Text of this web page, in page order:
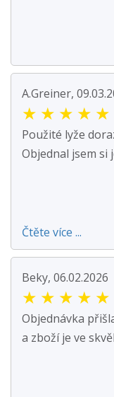
A.Greiner,
★ ★ ★ ★ ★
Použité lyže
Objednal jsem si
Čtěte více ...
Beky, 06.02.2026
★ ★ ★ ★ ★
Objednávka
a zboží je ve